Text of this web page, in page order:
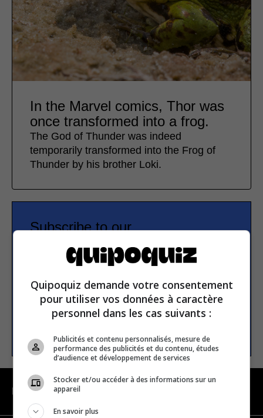
In the Marvel comics, Thor was
once transformed into a frog.
The God of Thunder was indeed
temporarily transformed into the Frog of
Thunder by his brother Loki.
Subscribe to our
Email address
NAVIGATION
Quipoquiz demande votre consentement
pour utiliser vos données à caractère
personnel dans les cas suivants :
Publicités et contenu personnalisés, mesure de
performance des publicités et du contenu, études
d’audience et développement de services
Stocker et/ou accéder à des informations sur un
appareil
En savoir plus